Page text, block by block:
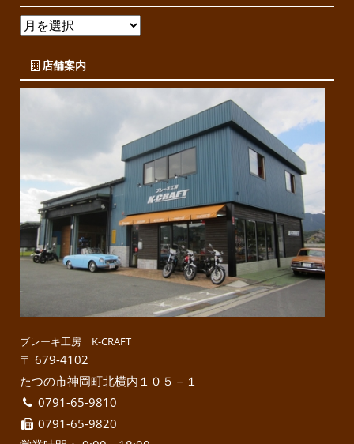
店舗案内
ブレーキ工房 K-CRAFT
〒 679-4102
たつの市神岡町北横内１０５－１
0791-65-9810
0791-65-9820